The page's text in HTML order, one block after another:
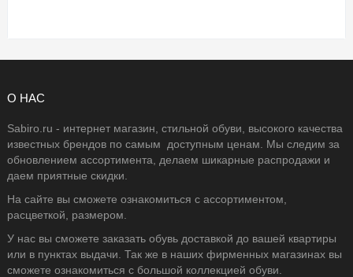
О НАС
Sabiro.ru - интернет магазин, стильной обуви, высокого качества
известных брендов по самым доступным ценам. Мы следим за
обновлением ассортимента, делаем шикарные распродажи и
даем приятные скидки.
На сайте вы сможете ознакомиться с ассортиментом,
расцветкой, размером.
У нас вы сможете заказать обувь доставкой до вашей квартиры
или в пунктах выдачи. Так же в наших фирменных магазинах вы
сможете ознакомиться с большой коллекцией обуви.